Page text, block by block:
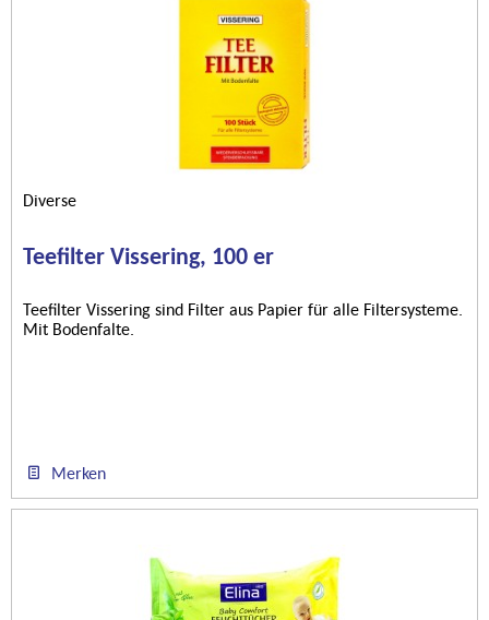
Diverse
Teefilter Vissering, 100 er
Teefilter Vissering sind Filter aus Papier für alle Filtersysteme.
Mit Bodenfalte.
Merken